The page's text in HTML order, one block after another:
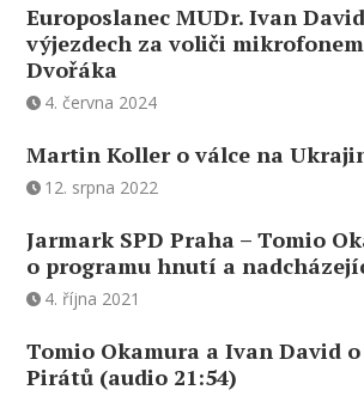
Europoslanec MUDr. Ivan
výjezdech za voliči
Dvořáka
4. června 2024
Martin Koller o válce na
12. srpna 2022
Jarmark SPD Praha – Tomio
o programu hnutí a
4. října 2021
Tomio Okamura a Ivan David
Pirátů (audio 21:54)